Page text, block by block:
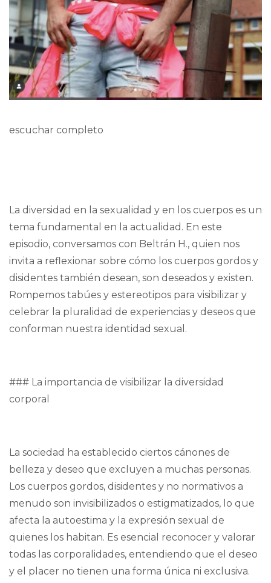
escuchar completo
La diversidad en la sexualidad y en los cuerpos es un
tema fundamental en la actualidad. En este
episodio, conversamos con Beltrán H., quien nos
invita a reflexionar sobre cómo los cuerpos gordos y
disidentes también desean, son deseados y existen.
Rompemos tabúes y estereotipos para visibilizar y
celebrar la pluralidad de experiencias y deseos que
conforman nuestra identidad sexual.
### La importancia de visibilizar la diversidad
corporal
La sociedad ha establecido ciertos cánones de
belleza y deseo que excluyen a muchas personas.
Los cuerpos gordos, disidentes y no normativos a
menudo son invisibilizados o estigmatizados, lo que
afecta la autoestima y la expresión sexual de
quienes los habitan. Es esencial reconocer y valorar
todas las corporalidades, entendiendo que el deseo
y el placer no tienen una forma única ni exclusiva.